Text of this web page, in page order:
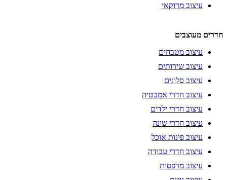
עיצוב מרוקאי
חדרים מעוצבים
עיצוב מטבחים
עיצוב שירותים
עיצוב סלונים
עיצוב חדרי אמבטיה
עיצוב חדרי ילדים
עיצוב חדרי שינה
עיצוב פינות אוכל
עיצוב חדרי עבודה
עיצוב מרפסות